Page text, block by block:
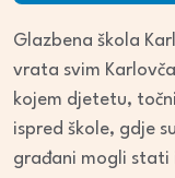
Glazbena škola
vrata svim
kojem djetetu,
ispred škole, gdje
građani mogli stati